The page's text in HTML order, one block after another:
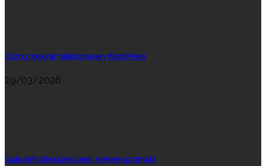
Cómo mejorar relaciones en WordPress
29/03/2026
Guía definitiva para crear mejores prompts